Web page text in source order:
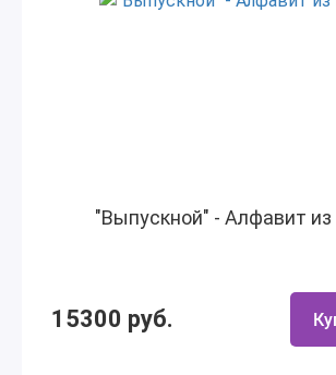
"Выпускной" - Алфавит
15300 руб.